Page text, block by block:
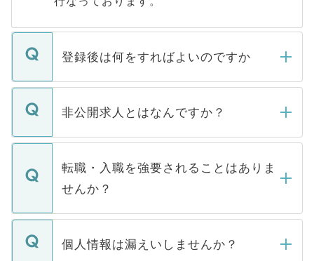
登録後は何をすればよいのですか
ご登録いただきましたら、弊社担当者がご
登録内容を確認し、その後メールもしくは
ます。通常、5営業日以内にはご連絡をせて
いただきますので、しばらくお待ちくださ
い。
非公開求人とはなんですか？
マイナビDOCTORで取り扱っている求人の
うち約3割は、Webサイトからご覧いただ
けない「非公開求人」です。非公開求人は
下記の理由によって、一般には公開してい
ません。
■応募殺到を避けるため 人気のある医療機
転職・入職を強要されることはありま
せんか？
転職・入職を強要することは一切ありませ
ん。また、仮に応募先から内定をいただい
個人情報は漏えいしませんか？